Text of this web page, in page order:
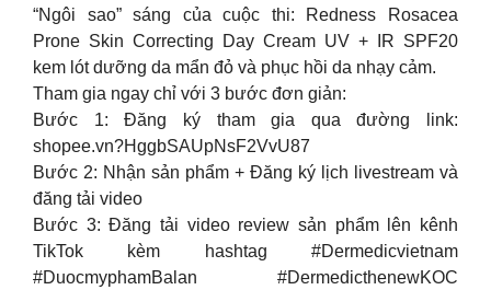
“Ngôi sao” sáng của cuộc thi: Redness Rosacea
Prone Skin Correcting Day Cream UV + IR SPF20
kem lót dưỡng da mẩn đỏ và phục hồi da nhạy cảm.
Tham gia ngay chỉ với 3 bước đơn giản:
Bước 1: Đăng ký tham gia qua đường link:
shopee.vn?HggbSAUpNsF2VvU87
Bước 2: Nhận sản phẩm + Đăng ký lịch livestream và
đăng tải video
Bước 3: Đăng tải video review sản phẩm lên kênh
TikTok kèm hashtag #Dermedicvietnam
#DuocmyphamBalan #DermedicthenewKOC